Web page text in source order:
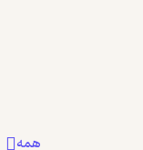
همه